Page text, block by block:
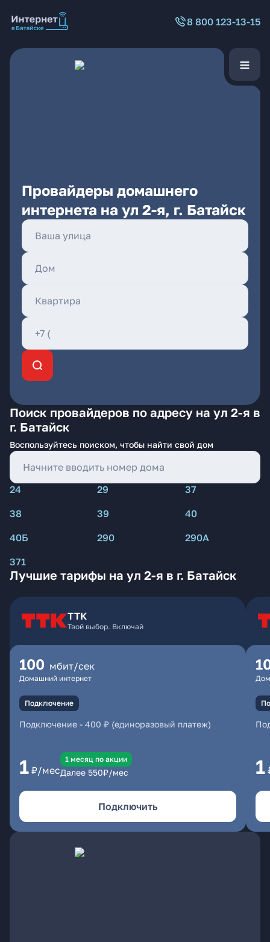
8 800 123-13-15
Провайдеры домашнего
интернета на ул 2-я, г. Батайск
Поиск провайдеров по адресу на ул 2-я в
г. Батайск
Воспользуйтесь поиском, чтобы найти свой дом
24 29
37
38
39
40
40Б
290
290А
371
Лучшие тарифы на ул 2-я в г. Батайск
ТТК
Твой выбор. Включай
100 мбит/сек
Домашний интернет
Подключение
Подключение - 400 ₽ (единоразовый платеж)
1 ₽/мес
1 месяц по акции
Далее 550₽/мес
Подключить
1